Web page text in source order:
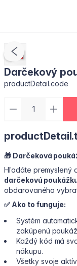
Darčekový
productDetail.code
🎁Darčeková
Hľadáte premyslený
darčekovú
obdarovaného
✅ Ako to funguje:
Systém
zakúpenú
Každý kód má
nákupu.
Všetky svoje